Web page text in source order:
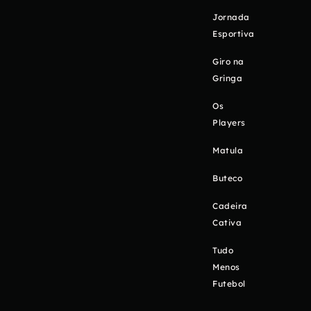
Jornada
Esportiva
Giro na
Gringa
Os
Players
Matula
Buteco
Cadeira
Cativa
Tudo
Menos
Futebol